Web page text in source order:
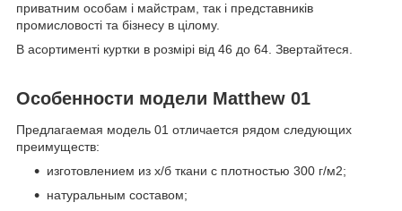
приватним особам і майстрам, так і представників
промисловості та бізнесу в цілому.
В асортименті куртки в розмірі від 46 до 64. Звертайтеся.
Особенности модели Matthew 01
Предлагаемая модель 01 отличается рядом следующих
преимуществ:
изготовлением из х/б ткани с плотностью 300 г/м2;
натуральным составом;